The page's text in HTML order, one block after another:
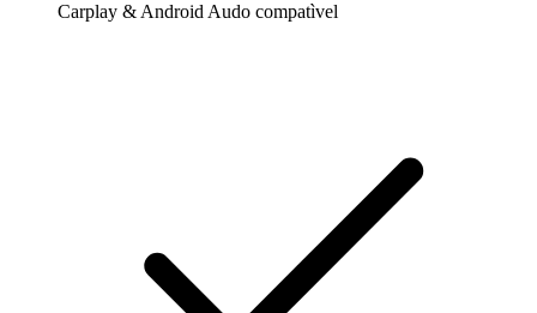
Carplay & Android Audo compatìvel